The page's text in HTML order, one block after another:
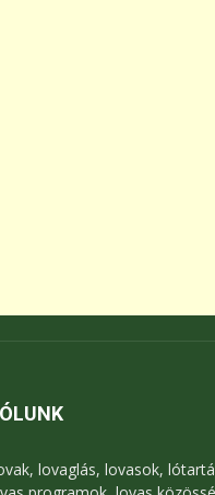
lovaglás, lovasok,